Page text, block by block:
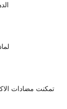
تمكنت مضادات